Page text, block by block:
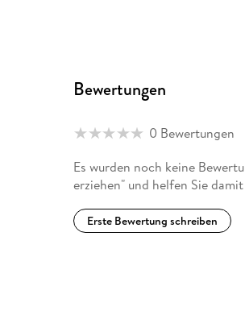
Bewertungen
0 Bewertungen
Es wurden noch keine
erziehen" und helfen Sie
Erste Bewertung schreiben